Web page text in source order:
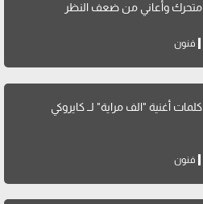
متحرك وأعاني من ضعف النظر
فنون
كلمات أغنية "الف مراية" لــ كايروكي
فنون